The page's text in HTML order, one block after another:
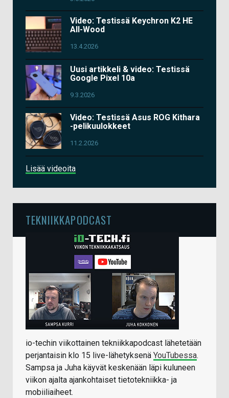
Video: Testissä Keychron K2 HE
All-Wood
13.4.2026
Uusi artikkeli & video: Testissä
Google Pixel 10a
9.3.2026
Video: Testissä Asus ROG Kithara
-pelikuulokkeet
11.2.2026
Lisää videoita
TEKNIIKKAPODCAST
io-techin viikottainen tekniikkapodcast lähetetään
perjantaisin klo 15 live-lähetyksenä YouTubessa.
Sampsa ja Juha käyvät keskenään läpi kuluneen
viikon ajalta ajankohtaiset tietotekniikka- ja
mobiiliaiheet.